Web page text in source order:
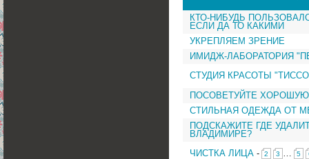
КТО-НИБУДЬ
ЕСЛИ ДА ТО КАКИМИ
УКРЕПЛЯЕМ ЗРЕНИЕ
ИМИДЖ-ЛАБОРАТОРИЯ
СТУДИЯ КРАСОТЫ
ПОСОВЕТУЙТЕ
СТИЛЬНАЯ ОДЕЖДА ОТ
ПОДСКАЖИТЕ ГДЕ
ВЛАДИМИРЕ?
ЧИСТКА ЛИЦА - 2 3 5